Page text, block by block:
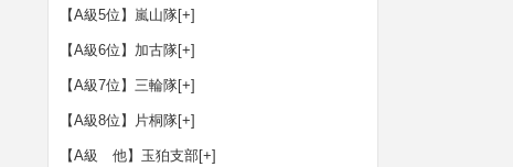
【A級5位】嵐山隊[+]
【A級6位】加古隊[+]
【A級7位】三輪隊[+]
【A級8位】片桐隊[+]
【A級 他】玉狛支部[+]